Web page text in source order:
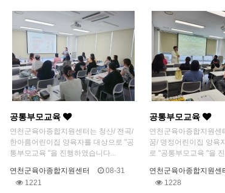
공통부모교육
연천군육아종합지원센터는 청산/ 전곡/
한아름어린이집 양육자를 대상으로 "공
통부모교육 "을 진행하였습니다...
연천군육아종합지원센터
08-31
1221
공통부모교육
연천군육아종합지원센
꿈/ 명정어린이집 양육
로 "공통부모교육 "을
연천군육아종합지원센
1228